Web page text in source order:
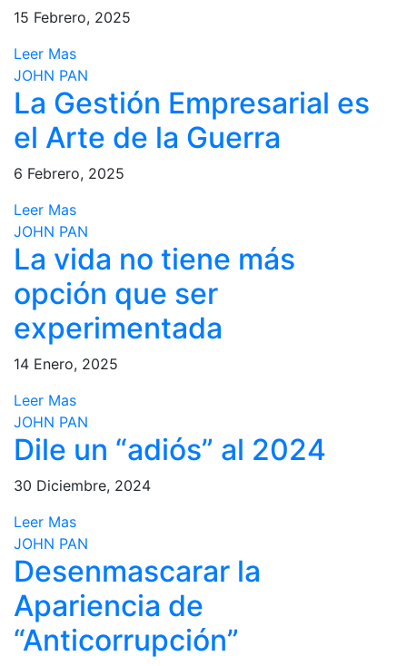
15 Febrero, 2025
Leer Mas
JOHN PAN
La Gestión Empresarial es
el Arte de la Guerra
6 Febrero, 2025
Leer Mas
JOHN PAN
La vida no tiene más
opción que ser
experimentada
14 Enero, 2025
Leer Mas
JOHN PAN
Dile un “adiós” al 2024
30 Diciembre, 2024
Leer Mas
JOHN PAN
Desenmascarar la
Apariencia de
“Anticorrupción”